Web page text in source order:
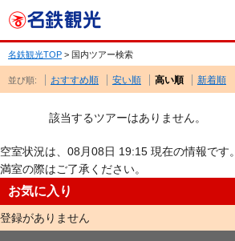
名鉄観光TOP > 国内ツアー検索
並び順: おすすめ順 安い順 高い順 新着順
該当するツアーはありません。
空室状況は、08月08日 19:15 現在の情報です。
満室の際はご了承ください。
お気に入り
登録がありません